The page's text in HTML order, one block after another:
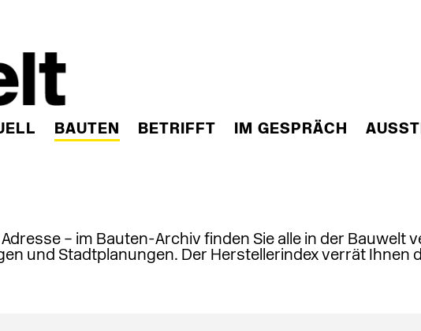
BAUTEN BETRIFFT IM GESPRÄCH
– im Bauten-Archiv finden Sie alle in der Bauwelt
und Stadtplanungen. Der Herstellerindex verrät Ihnen